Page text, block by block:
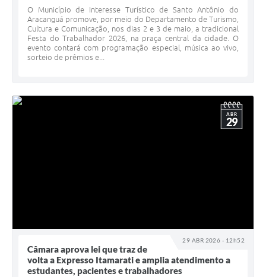
O Município de Interesse Turístico de Santo Antônio do
Aracanguá promove, por meio do Departamento de Turismo,
Cultura e Comunicação, nos dias 2 e 3 de maio, a tradicional
Festa do Trabalhador 2026, na praça central da cidade. O
evento contará com programação especial, música ao vivo,
sorteio de prêmios e...
29 ABR 2026 - 12h52
ABR
29
Câmara aprova lei que traz de
volta a Expresso Itamarati e amplia atendimento a
estudantes, pacientes e trabalhadores